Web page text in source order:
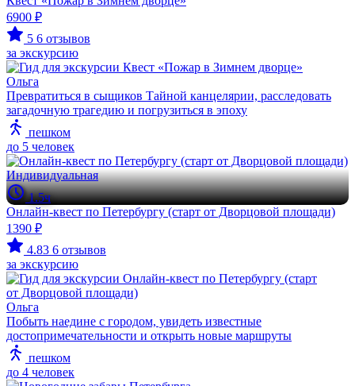
6900 ₽
5 6 отзывов
за экскурсию
Ольга
Превратиться в сыщиков Тайной канцелярии, расследовать
загадочную трагедию и погрузиться в эпоху
пешком
до 5 человек
Индивидуальная
1.5ч
Онлайн-квест по Петербургу (старт от Дворцовой площади)
1390 ₽
4.83 6 отзывов
за экскурсию
Ольга
Побыть наедине с городом, увидеть известные
достопримечательности и открыть новые маршруты
пешком
до 4 человек